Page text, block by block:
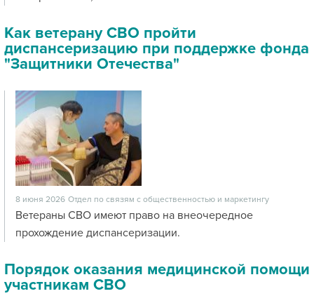
Как ветерану СВО пройти
диспансеризацию при поддержке фонда
"Защитники Отечества"
8 июня 2026 Отдел по связям с общественностью и маркетингу
Ветераны СВО имеют право на внеочередное
прохождение диспансеризации.
Порядок оказания медицинской помощи
участникам СВО